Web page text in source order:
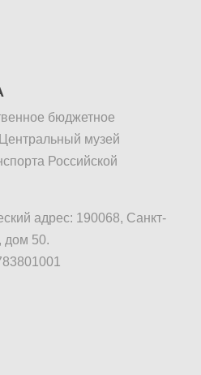
бюджетное
музей
Российской
адрес: 190068, Санкт-
дом 50.